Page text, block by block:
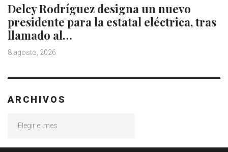
Delcy Rodríguez designa un nuevo
presidente para la estatal eléctrica, tras
llamado al…
8 agosto, 2026
ARCHIVOS